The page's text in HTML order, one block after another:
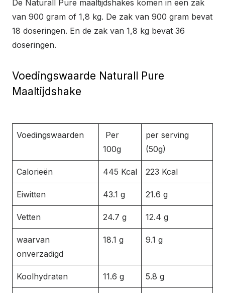
De Naturall Pure maaltijdshakes komen in een zak
van 900 gram of 1,8 kg. De zak van 900 gram bevat
18 doseringen. En de zak van 1,8 kg bevat 36
doseringen.
Voedingswaarde Naturall Pure
Maaltijdshake
Voedingswaarden
Per
100g
per serving
(50g)
Calorieën 445 Kcal 223 Kcal
Eiwitten 43.1 g 21.6 g
Vetten 24.7 g 12.4 g
waarvan
onverzadigd
18.1 g 9.1 g
Koolhydraten 11.6 g 5.8 g